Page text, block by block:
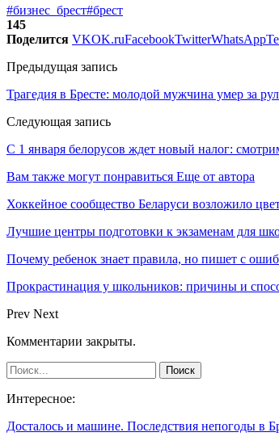
#бизнес_брест#брест
145
Поделится VKOK.ruFacebookTwitterWhatsApp
Предыдущая запись
Трагедия в Бресте: молодой мужчина умер за
Следующая запись
С 1 января белорусов ждет новый налог:
Вам также могут понравиться Еще от автора
Хоккейное сообщество Беларуси возложило
Лучшие центры подготовки к экзаменам для
Почему ребенок знает правила, но пишет с
Прокрастинация у школьников: причины и
Prev Next
Комментарии закрыты.
Интересное:
Досталось и машине. Последствия непогоды в